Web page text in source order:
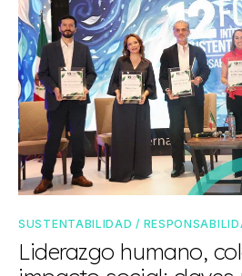
SUSTENTABILIDAD /
Liderazgo humano,